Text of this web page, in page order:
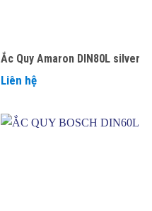
Ắc Quy Amaron DIN80L silver
Liên hệ